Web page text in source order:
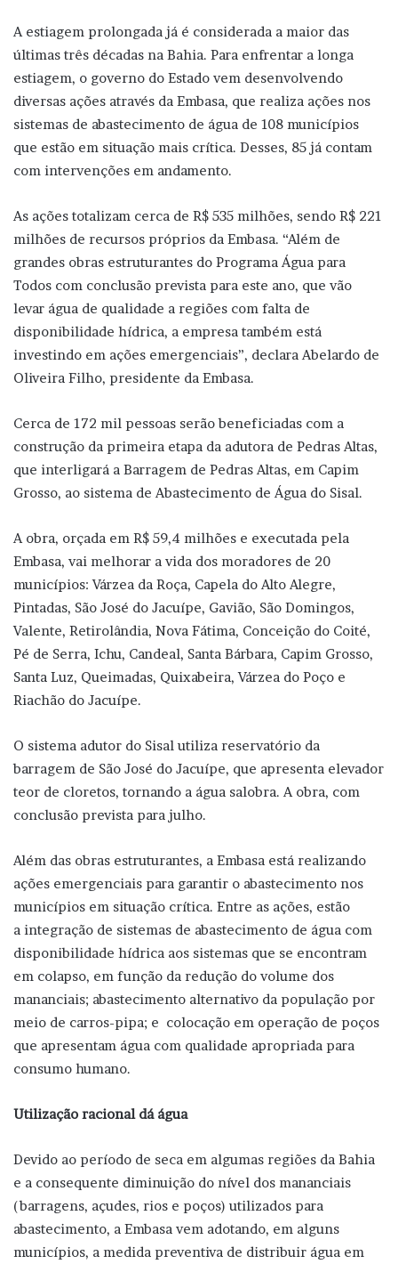
A estiagem prolongada já é considerada a maior das
últimas três décadas na Bahia. Para enfrentar a longa
estiagem, o governo do Estado vem desenvolvendo
diversas ações através da Embasa, que realiza ações nos
sistemas de abastecimento de água de 108 municípios
que estão em situação mais crítica. Desses, 85 já contam
com intervenções em andamento.
As ações totalizam cerca de R$ 535 milhões, sendo R$ 221
milhões de recursos próprios da Embasa. “Além de
grandes obras estruturantes do Programa Água para
Todos com conclusão prevista para este ano, que vão
levar água de qualidade a regiões com falta de
disponibilidade hídrica, a empresa também está
investindo em ações emergenciais”, declara Abelardo de
Oliveira Filho, presidente da Embasa.
Cerca de 172 mil pessoas serão beneficiadas com a
construção da primeira etapa da adutora de Pedras Altas,
que interligará a Barragem de Pedras Altas, em Capim
Grosso, ao sistema de Abastecimento de Água do Sisal.
A obra, orçada em R$ 59,4 milhões e executada pela
Embasa, vai melhorar a vida dos moradores de 20
municípios: Várzea da Roça, Capela do Alto Alegre,
Pintadas, São José do Jacuípe, Gavião, São Domingos,
Valente, Retirolândia, Nova Fátima, Conceição do Coité,
Pé de Serra, Ichu, Candeal, Santa Bárbara, Capim Grosso,
Santa Luz, Queimadas, Quixabeira, Várzea do Poço e
Riachão do Jacuípe.
O sistema adutor do Sisal utiliza reservatório da
barragem de São José do Jacuípe, que apresenta elevador
teor de cloretos, tornando a água salobra. A obra, com
conclusão prevista para julho.
Além das obras estruturantes, a Embasa está realizando
ações emergenciais para garantir o abastecimento nos
municípios em situação crítica. Entre as ações, estão
a integração de sistemas de abastecimento de água com
disponibilidade hídrica aos sistemas que se encontram
em colapso, em função da redução do volume dos
mananciais; abastecimento alternativo da população por
meio de carros-pipa; e colocação em operação de poços
que apresentam água com qualidade apropriada para
consumo humano.
Utilização racional dá água
Devido ao período de seca em algumas regiões da Bahia
e a consequente diminuição do nível dos mananciais
(barragens, açudes, rios e poços) utilizados para
abastecimento, a Embasa vem adotando, em alguns
municípios, a medida preventiva de distribuir água em